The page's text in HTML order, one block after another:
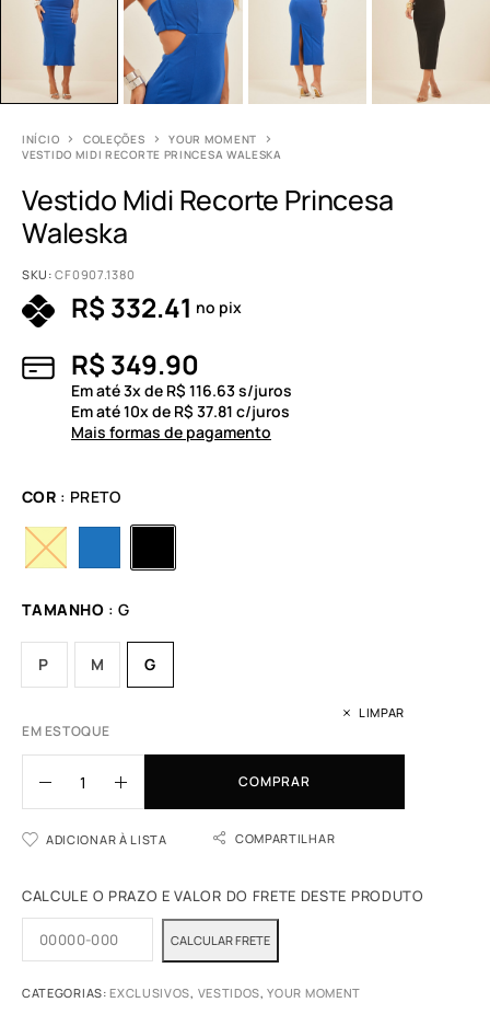
INÍCIO COLEÇÕES
YOUR MOMENT
VESTIDO MIDI RECORTE PRINCESA WALESKA
Vestido Midi Recorte Princesa
Waleska
SKU:CF0907.1380
R$ 332.41 no pix
R$ 349.90
Em até3x de R$ 116.63s/juros
Em até10x de R$ 37.81 c/juros
Mais formas de pagamento
COR : PRETO
TAMANHO : G
P M G
LIMPAR
EM ESTOQUE
COMPRAR
ADICIONAR À LISTA COMPARTILHAR
CALCULE O PRAZO E VALOR DO FRETE DESTE PRODUTO
CATEGORIAS:EXCLUSIVOS, VESTIDOS,YOUR MOMENT